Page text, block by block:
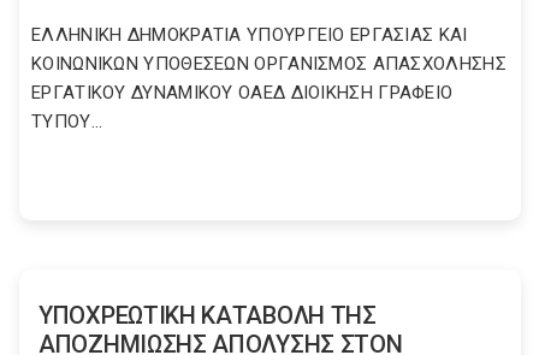
ΕΛΛΗΝΙΚΗ ΔΗΜΟΚΡΑΤΙΑ ΥΠΟΥΡΓΕΙΟ ΕΡΓΑΣΙΑΣ ΚΑΙ
ΚΟΙΝΩΝΙΚΩΝ ΥΠΟΘΕΣΕΩΝ ΟΡΓΑΝΙΣΜΟΣ ΑΠΑΣΧΟΛΗΣΗΣ
ΕΡΓΑΤΙΚΟΥ ΔΥΝΑΜΙΚΟΥ ΟΑΕΔ ΔΙΟΙΚΗΣΗ ΓΡΑΦΕΙΟ
ΤΥΠΟΥ...
YΠΟΧΡΕΩΤΙΚΗ ΚΑΤΑΒΟΛΗ ΤΗΣ
ΑΠΟΖΗΜΙΩΣΗΣ ΑΠΟΛΥΣΗΣ ΣΤΟΝ